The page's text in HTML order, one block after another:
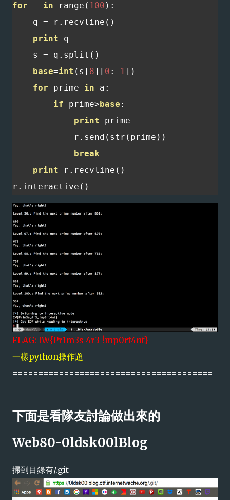
for in range ( 100 ):
    q
= r . recvline ()
print q
    s
= q . split ()
base=int ( s [ 8][ 0 :- 1])
for prime in a :
if prime>base :
print prime
            r
. send ( str ( prime ))
break
print r . recvline ()
r . interactive ()
FLAG: IW{Pr1m3s_4r3_!mp0rt4nt}
一樣python操作題
=======================================
======================
下面是看隊友討論做出來的
Web80-0ldsk00lBlog
掃到目錄有/.git